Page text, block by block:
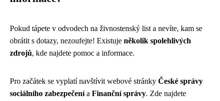
Pokud tápete v odvodech na živnostenský list a nevíte, kam se
obrátit s dotazy, nezoufejte! Existuje několik spolehlivých
zdrojů, kde najdete pomoc a informace.
Pro začátek se vyplatí navštívit webové stránky České správy
sociálního zabezpečenía Finanční správy. Zde najdete